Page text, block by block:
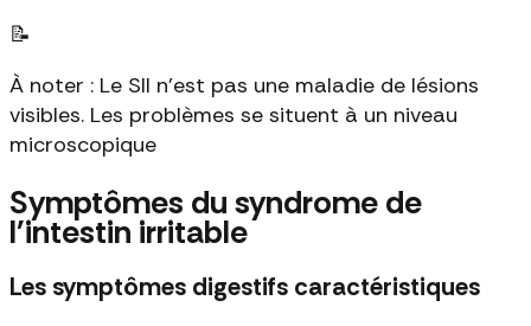
📝
À noter : Le SII n'est pas une maladie de lésions
visibles. Les problèmes se situent à un niveau
microscopique
Symptômes du syndrome de
l'intestin irritable
Les symptômes digestifs caractéristiques